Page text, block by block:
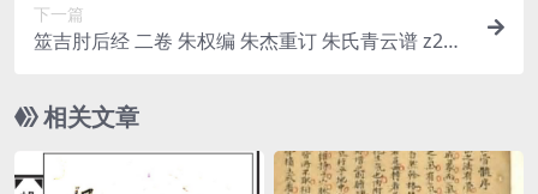
下一篇
筮吉肘后经 二卷 朱权编 朱杰重订 朱氏青云谱 z210
相关文章